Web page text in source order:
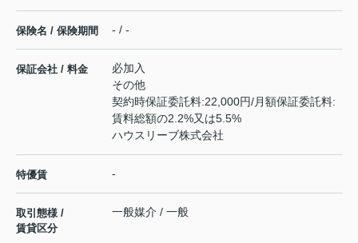
保険名 / 保険期間 - / -
保証会社 / 料金
必加入
その他
契約時保証委託料:22,000円/月額保証委託料:
賃料総額の2.2%又は5.5%
ハウスリーブ株式会社
特優賃 -
取引態様 /
賃貸区分
一般媒介 / 一般